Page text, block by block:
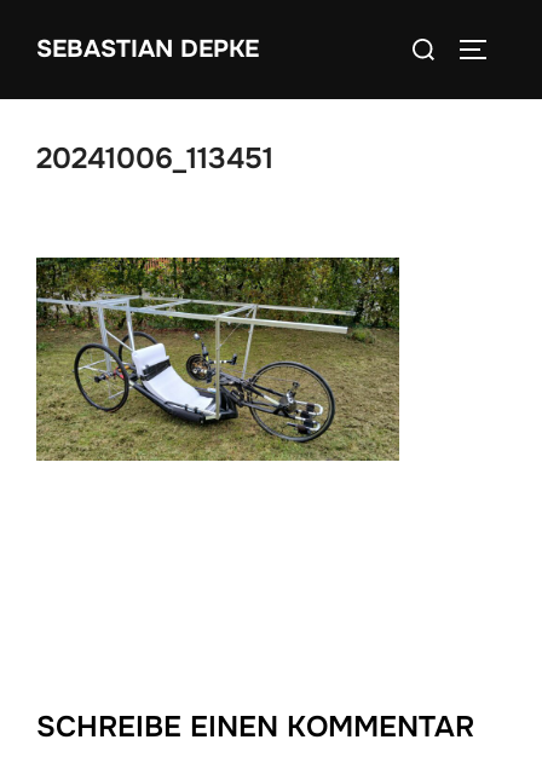
InhaltSEBASTIAN DEPKE
Suchen
20241006_113451
SCHREIBE EINEN KOMMENTAR